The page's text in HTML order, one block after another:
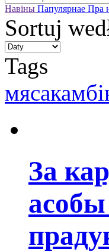
Навіны Папулярнае Пра
Sortuj
Tags
За